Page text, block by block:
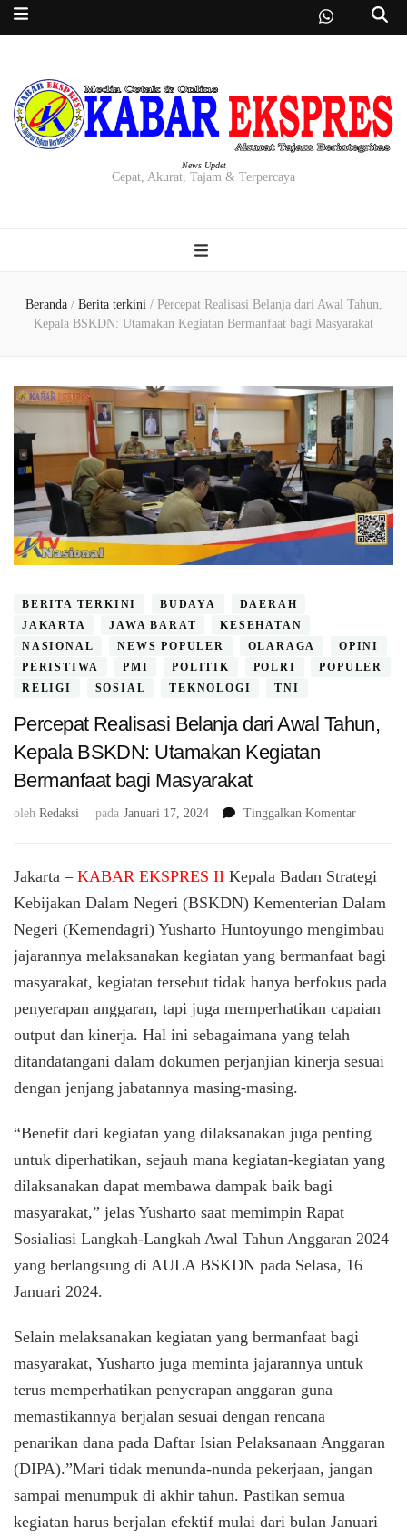
News Updet
Cepat, Akurat, Tajam & Terpercaya
Beranda / Berita terkini / Percepat Realisasi Belanja dari Awal Tahun,
Kepala BSKDN: Utamakan Kegiatan Bermanfaat bagi Masyarakat
BERITA TERKINI BUDAYA
DAERAH
JAKARTA
JAWA BARAT
KESEHATAN
NASIONAL
NEWS POPULER OLARAGA
OPINI
PERISTIWA
PMI POLITIK POLRI
POPULER
RELIGI
SOSIAL TEKNOLOGI TNI
Percepat Realisasi Belanja dari Awal Tahun,
Kepala BSKDN: Utamakan Kegiatan
Bermanfaat bagi Masyarakat
oleh Redaksi pada Januari 17, 2024 Tinggalkan Komentarpada
Belanja
dari
Awal
Tahun,
BSKDN:
Utamakan
Kegiatan
Jakarta – KABAR EKSPRES II Kepala Badan Strategi
Kebijakan Dalam Negeri (BSKDN) Kementerian Dalam
Negeri (Kemendagri) Yusharto Huntoyungo mengimbau
jajarannya melaksanakan kegiatan yang bermanfaat bagi
masyarakat, kegiatan tersebut tidak hanya berfokus pada
penyerapan anggaran, tapi juga memperhatikan capaian
output dan kinerja. Hal ini sebagaimana yang telah
ditandatangani dalam dokumen perjanjian kinerja sesuai
dengan jenjang jabatannya masing-masing.
“Benefit dari kegiatan yang dilaksanakan juga penting
untuk diperhatikan, sejauh mana kegiatan-kegiatan yang
dilaksanakan dapat membawa dampak baik bagi
masyarakat,” jelas Yusharto saat memimpin Rapat
Sosialiasi Langkah-Langkah Awal Tahun Anggaran 2024
yang berlangsung di AULA BSKDN pada Selasa, 16
Januari 2024.
Selain melaksanakan kegiatan yang bermanfaat bagi
masyarakat, Yusharto juga meminta jajarannya untuk
terus memperhatikan penyerapan anggaran guna
memastikannya berjalan sesuai dengan rencana
penarikan dana pada Daftar Isian Pelaksanaan Anggaran
(DIPA).”Mari tidak menunda-nunda pekerjaan, jangan
sampai menumpuk di akhir tahun. Pastikan semua
kegiatan harus berjalan efektif mulai dari bulan Januari